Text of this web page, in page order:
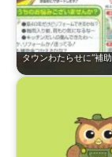
タウンわたらせに“補